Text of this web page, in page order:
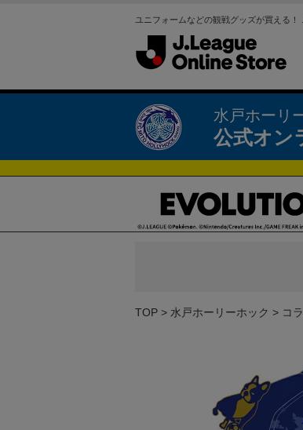
ユニフォームなどの観戦グッズが買える
水戸ホーリ
公式オン
TOP 水戸ホーリーホック コ